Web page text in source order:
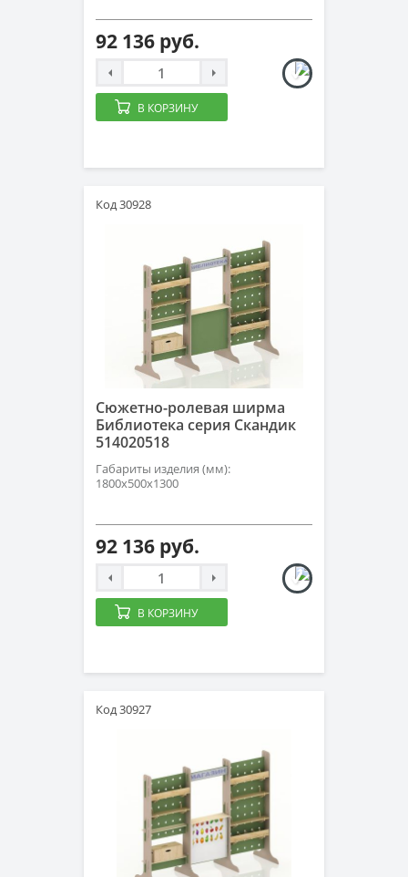
92 136 руб.
В КОРЗИНУ
Код 30928
Сюжетно-ролевая ширма
Библиотека серия Скандик
514020518
Габариты изделия (мм):
1800х500х1300
92 136 руб.
В КОРЗИНУ
Код 30927